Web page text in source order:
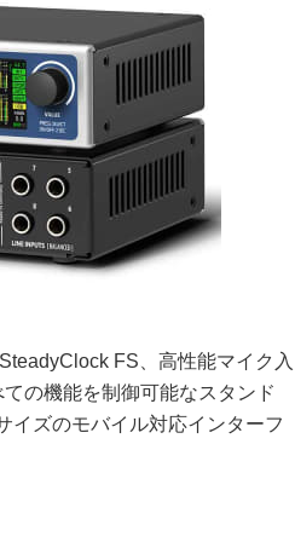
FS、高性能マイク入
の機能を制御可能なスタンド
イズのモバイル対応インターフ